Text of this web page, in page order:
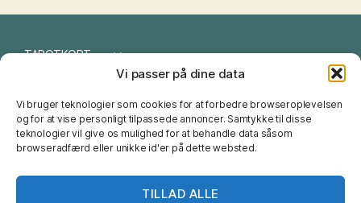
Vi passer på dine data
Vi bruger teknologier som cookies for at forbedre browseroplevelsen
og for at vise personligt tilpassede annoncer. Samtykke til disse
teknologier vil give os mulighed for at behandle data såsom
browseradfærd eller unikke id'er på dette websted.
TILLAD ALLE
TAROTKORT
NUMEROLOGI
ZODIAK